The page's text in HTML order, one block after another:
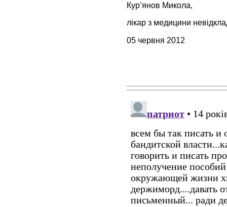
Кур’янов Микола,
лікар з медицини
05 червня 2012